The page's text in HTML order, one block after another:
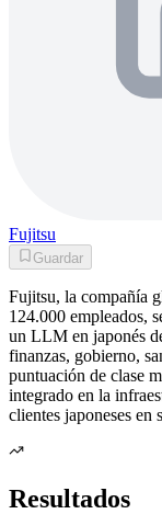
Fujitsu
Guardar
Fujitsu, la compañía
124.000 empleados,
un LLM en japonés
finanzas, gobierno,
puntuación de clase
integrado en la
clientes japoneses en
Resultados